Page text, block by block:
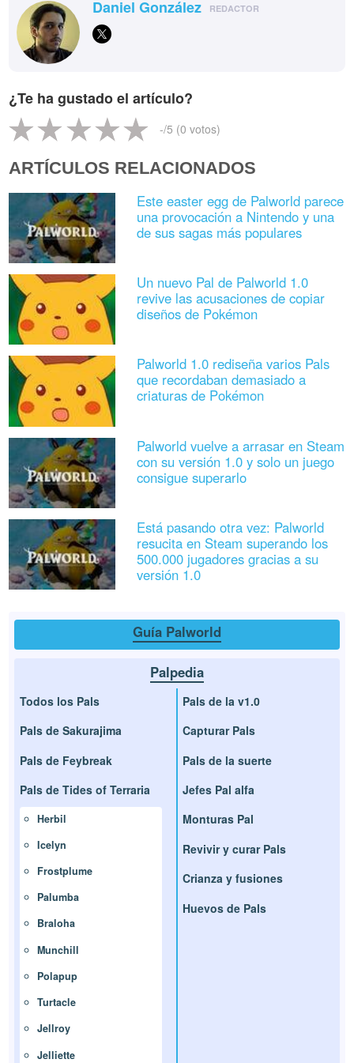
Daniel González REDACTOR
¿Te ha gustado el artículo?
-/5 (0 votos)
ARTÍCULOS RELACIONADOS
Este easter egg de Palworld parece
una provocación a Nintendo y una
de sus sagas más populares
Un nuevo Pal de Palworld 1.0
revive las acusaciones de copiar
diseños de Pokémon
Palworld 1.0 rediseña varios Pals
que recordaban demasiado a
criaturas de Pokémon
Palworld vuelve a arrasar en Steam
con su versión 1.0 y solo un juego
consigue superarlo
Está pasando otra vez: Palworld
resucita en Steam superando los
500.000 jugadores gracias a su
versión 1.0
Guía Palworld
Palpedia
Todos los Pals
Pals de Sakurajima
Pals de Feybreak
Pals de Tides of Terraria
Herbil
Icelyn
Frostplume
Palumba
Braloha
Munchill
Polapup
Turtacle
Jellroy
Jelliette
Pals de la v1.0
Capturar Pals
Pals de la suerte
Jefes Pal alfa
Monturas Pal
Revivir y curar Pals
Crianza y fusiones
Huevos de Pals